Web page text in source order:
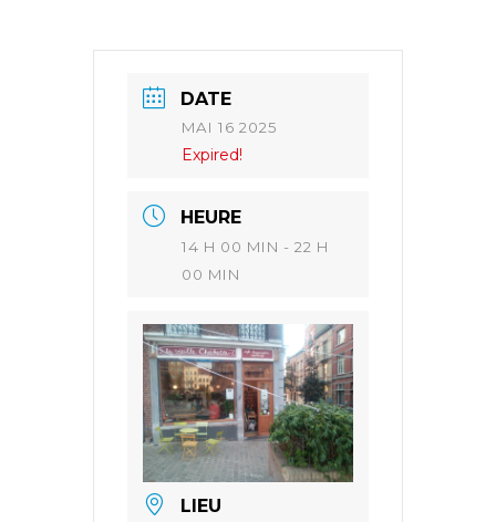
DATE
MAI 16 2025
Expired!
HEURE
14 H 00 MIN - 22 H
00 MIN
LIEU